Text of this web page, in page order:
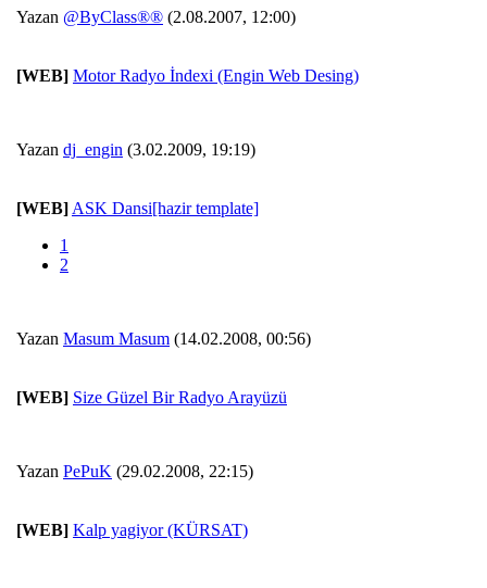
Yazan @ByClass®® (2.08.2007, 12:00)
[WEB] Motor Radyo İndexi (Engin Web Desing)
Yazan dj_engin (3.02.2009, 19:19)
[WEB] ASK Dansi[hazir template]
1
2
Yazan Masum Masum (14.02.2008, 00:56)
[WEB] Size Güzel Bir Radyo Arayüzü
Yazan PePuK (29.02.2008, 22:15)
[WEB] Kalp yagiyor (KÜRSAT)